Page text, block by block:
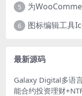
5 为
6 图标编辑工具
最新源码
Galaxy Digital多语
能合约投资理财